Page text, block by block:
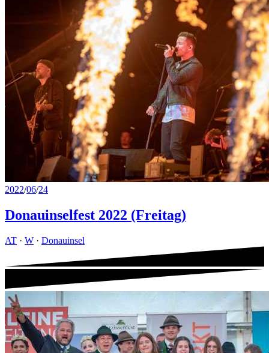
2022/06/24
Donauinselfest 2022 (Freitag)
AT · W · Donauinsel